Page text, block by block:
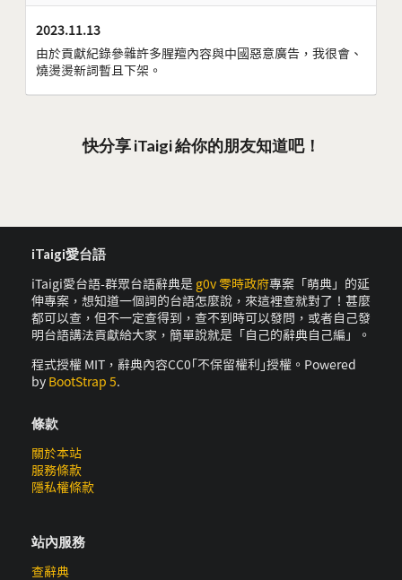
2023.11.13
由於貢獻紀錄參雜許多腥羶內容與中國惡意廣告，我很會、
燒燙燙新詞暫且下架。
快分享 iTaigi 給你的朋友知道吧！
iTaigi愛台語
iTaigi愛台語-群眾台語辭典是 g0v 零時政府專案「萌典」的延
伸專案，想知道一個詞的台語怎麼說，來這裡查就對了！甚麼
都可以查，但不一定查得到，查不到時可以發問，或者自己發
明台語講法貢獻給大家，簡單說就是「自己的辭典自己編」。
程式授權 MIT，辭典內容CC0｢不保留權利｣授權。Powered
by BootStrap 5.
條款
關於本站
服務條款
隱私權條款
站內服務
查辭典